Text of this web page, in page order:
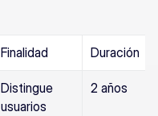
Finalidad Duración
Distingue
usuarios
2 años